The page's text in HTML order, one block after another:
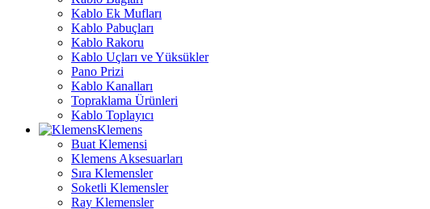
Kablo Ek Mufları
Kablo Pabuçları
Kablo Rakoru
Kablo Uçları ve Yüksükler
Pano Prizi
Kablo Kanalları
Topraklama Ürünleri
Kablo Toplayıcı
Klemens
Buat Klemensi
Klemens Aksesuarları
Sıra Klemensler
Soketli Klemensler
Ray Klemensler